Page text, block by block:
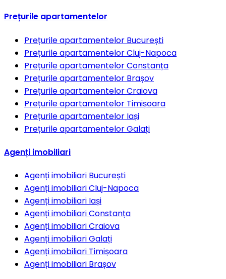
Prețurile apartamentelor
Prețurile apartamentelor București
Prețurile apartamentelorCluj-Napoca
Prețurile apartamentelorConstanța
Prețurile apartamentelor Brașov
Prețurile apartamentelorCraiova
Prețurile apartamentelor Timișoara
Prețurile apartamentelor Iași
Prețurile apartamentelorGalați
Agenți imobiliari
Agenți imobiliari București
Agenți imobiliariCluj-Napoca
Agenți imobiliari Iași
Agenți imobiliariConstanța
Agenți imobiliariCraiova
Agenți imobiliariGalați
Agenți imobiliari Timișoara
Agenți imobiliari Brașov